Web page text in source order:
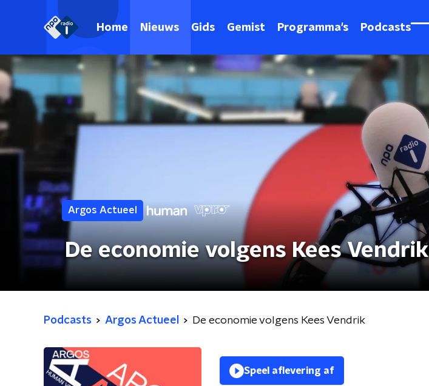
Home Nieuws Gids Gemist Programma's Podcasts
Argos Actueel
De economie volgens Kees Vendrik
Podcasts Argos Actueel De economie volgens Kees Vendrik
Speel aflevering af